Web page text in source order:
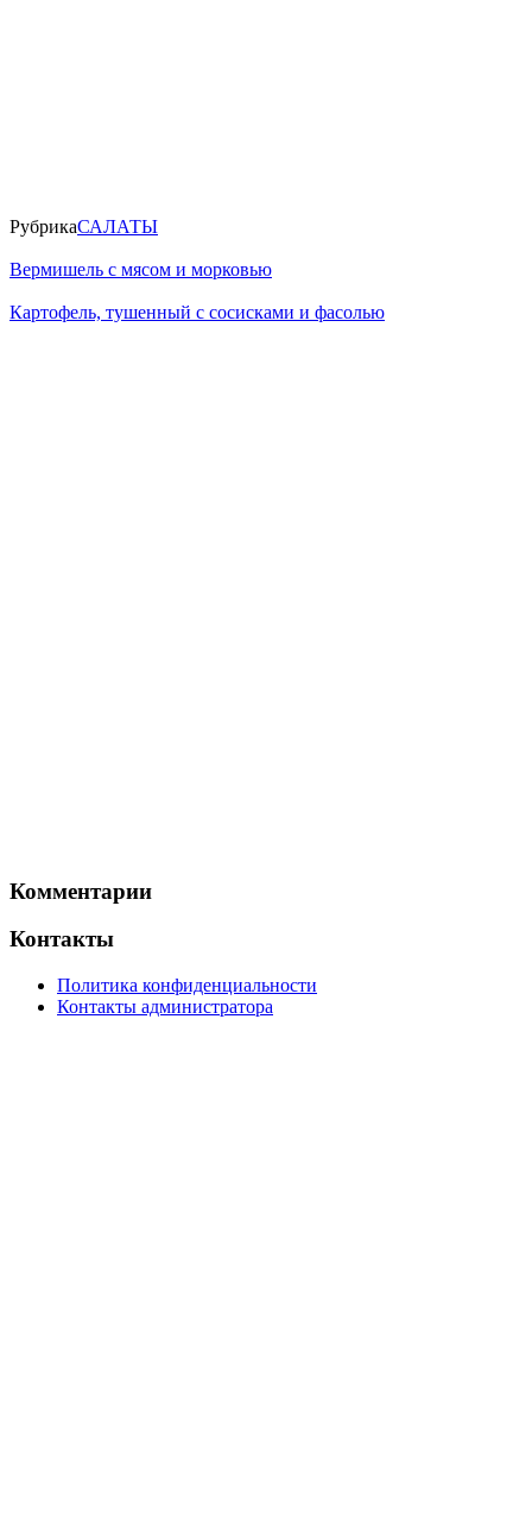
РубрикаСАЛАТЫ
Вермишель с мясом и морковью
Картофель, тушенный с сосисками и фасолью
Комментарии
Контакты
Политика конфиденциальности
Контакты администратора